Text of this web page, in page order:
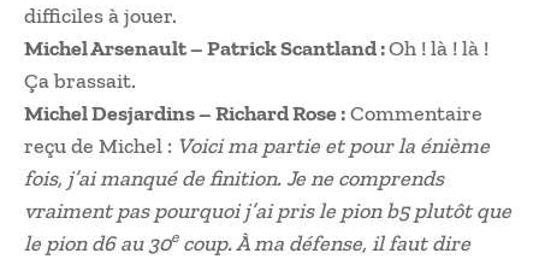
difficiles à jouer.
Michel Arsenault – Patrick Scantland :Oh ! là ! là !
Ça brassait.
Michel Desjardins – Richard Rose :Commentaire
reçu de Michel : Voici ma partie et pour la énième
fois, j’ai manqué de finition. Je ne comprends
vraiment pas pourquoi j’ai pris le pion b5 plutôt que
le pion d6 au 30ecoup. À ma défense, il faut dire